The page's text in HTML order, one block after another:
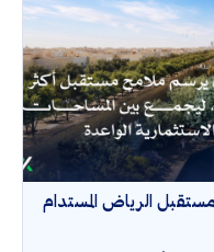
الرياض المستدام